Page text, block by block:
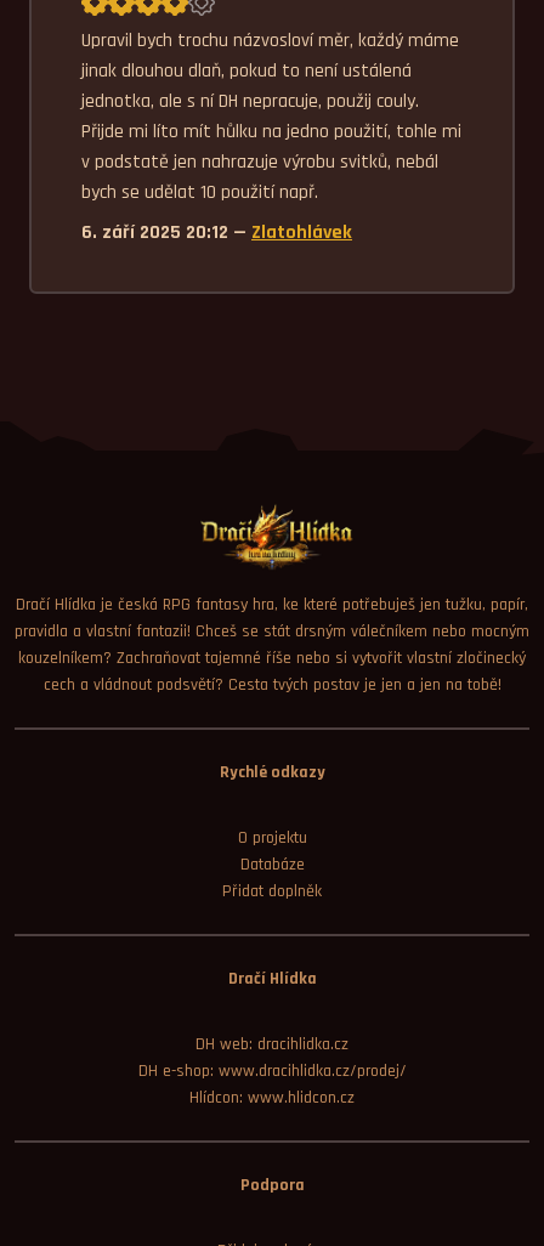
Průměrné hodnocení 4,0.
Upravil bych trochu názvosloví měr, každý máme
jinak dlouhou dlaň, pokud to není ustálená
jednotka, ale s ní DH nepracuje, použij couly.
Přijde mi líto mít hůlku na jedno použití, tohle mi
v podstatě jen nahrazuje výrobu svitků, nebál
bych se udělat 10 použití např.
6. září 2025 20:12 — Zlatohlávek
Dračí Hlídka je česká RPG fantasy hra, ke které potřebuješ jen tužku, papír,
pravidla a vlastní fantazii! Chceš se stát drsným válečníkem nebo mocným
kouzelníkem? Zachraňovat tajemné říše nebo si vytvořit vlastní zločinecký
cech a vládnout podsvětí? Cesta tvých postav je jen a jen na tobě!
Rychlé odkazy
O projektu
Databáze
Přidat doplněk
Dračí Hlídka
DH web: dracihlidka.cz
DH e-shop: www.dracihlidka.cz/prodej/
Hlídcon: www.hlidcon.cz
Podpora